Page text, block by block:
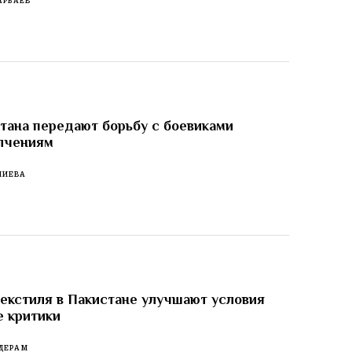
передают борьбу с боевиками
в Пакистане улучшают условия
критики